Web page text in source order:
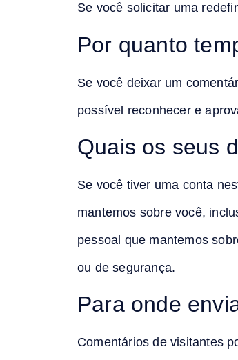
Se você solicitar uma
Por quanto
Se você deixar um
possível reconhecer e
Quais os seus
Se você tiver uma conta
mantemos sobre você,
pessoal que mantemos
ou de segurança.
Para onde
Comentários de visitantes